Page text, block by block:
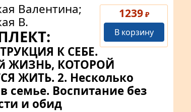
1239₽
В корзину
Валентина;
В.
К СЕБЕ.
ЖИЗНЬ, КОТОРОЙ
ЖИТЬ. 2. Несколько
семье. Воспитание без
и обид